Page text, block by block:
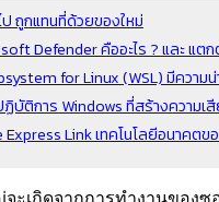
ถูกแทนที่ด้วยของใหม่
Defender คืออะไร ? และ แตก
for Linux (WSL) มีความ
บัติการ Windows ที่สร้างความเ
Link เทคโนโลยีอนาคตข
ะเกิดจากการทำงานของ